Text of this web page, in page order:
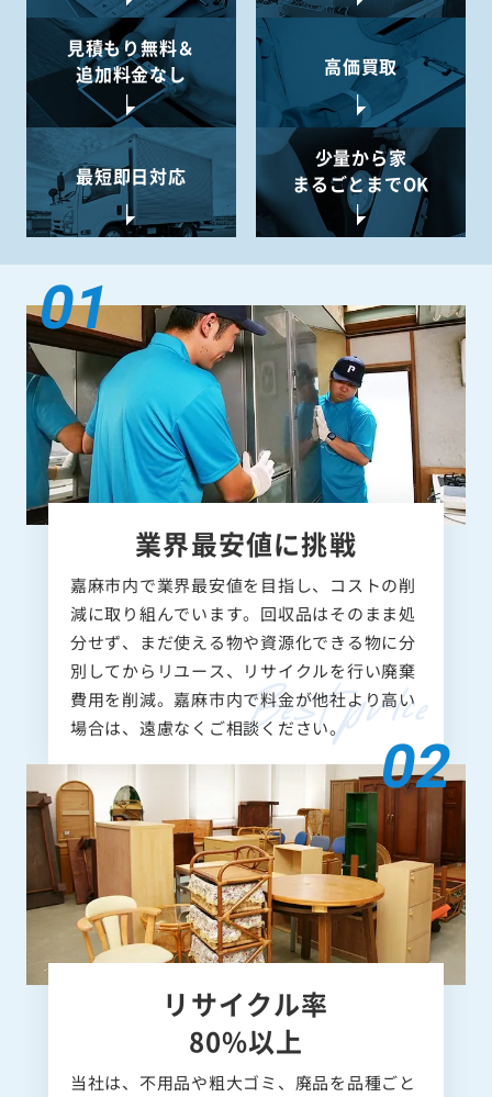
見積もり無料＆
追加料金なし
高価買取
最短即日対応
少量から家
まるごとまでOK
業界最安値に挑戦
嘉麻市内で業界最安値を目指し、コストの削
減に取り組んでいます。回収品はそのまま処
分せず、まだ使える物や資源化できる物に分
別してからリユース、リサイクルを行い廃棄
費用を削減。嘉麻市内で料金が他社より高い
場合は、遠慮なくご相談ください。
リサイクル率
80%以上
当社は、不用品や粗大ゴミ、廃品を品種ごと